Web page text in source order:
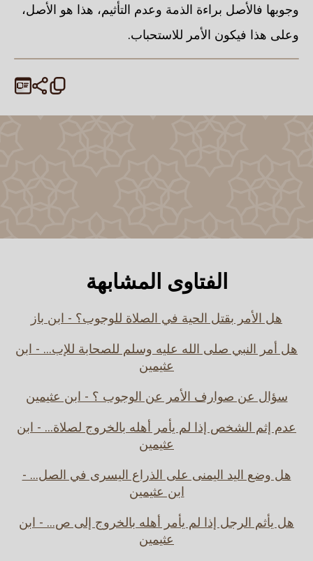
وجوبها فالأصل براءة الذمة وعدم التأثيم، هذا هو الأصل،
وعلى هذا فيكون الأمر للاستحباب.
الفتاوى المشابهة
هل الأمر بقتل الحية في الصلاة للوجوب؟ - ابن باز
هل أمر النبي صلى الله عليه وسلم للصحابة للإب... - ابن
عثيمين
سؤال عن صوارف الأمر عن الوجوب ؟ - ابن عثيمين
عدم إثم الشخص إذا لم يأمر أهله بالخروج لصلاة... - ابن
عثيمين
هل وضع اليد اليمنى على الذراع اليسرى في الصل... -
ابن عثيمين
هل يأثم الرجل إذا لم يأمر أهله بالخروج إلى ص... - ابن
عثيمين